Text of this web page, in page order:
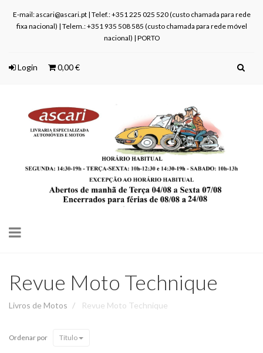
E-mail: ascari@ascari.pt | Telef.: +351 225 025 520 (custo chamada para rede
fixa nacional) | Telem.: +351 935 508 585 (custo chamada para rede móvel
nacional) | PORTO
Login 0,00 €
Toggle
Revue Moto Technique
Livros de Motos Revue Moto Technique
Ordenar por Título